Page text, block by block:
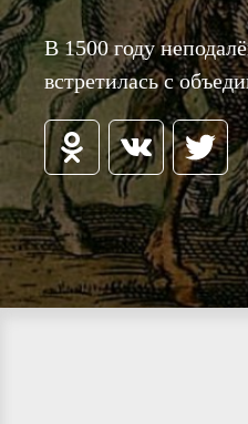
В 1500 году
встретилась с